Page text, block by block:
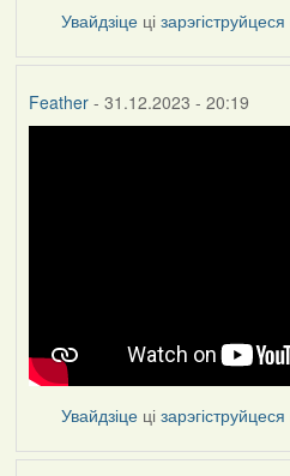
Увайдзіце цізарэгіструйцеся
Feather- 31.12.2023 - 20:19
Увайдзіце цізарэгіструйцеся